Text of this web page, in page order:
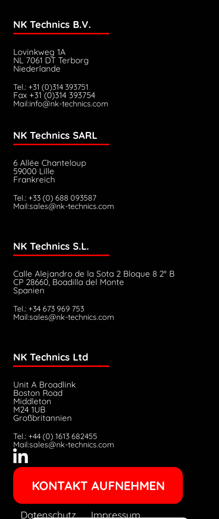
NK Technics B.V.
Lovinkweg 1A
NL 7061 DT Terborg
Niederlande
Tel.: +31 (0)314 393751
Fax +31 (0)314 393754
Mail:info@nk-technics.com
NK Technics SARL
6 Allée Chanteloup
59000 Lille
Frankreich
Tel.: +33 (0) 688 093587
Mail:sales@nk-technics.com
NK Technics S.L.
Calle Alejandro de la Sota 2 Bloque 8 2° B
CP 28660, Boadilla del Monte
Spanien
Tel.: +34 673 969 753
Mail:sales@nk-technics.com
NK Technics Ltd
Unit A Broadlink
Boston Road
Middleton
M24 1UB
Großbritannien
Tel.: +44 (0) 1613 682455
Mail:sales@nk-technics.com
KONTAKT AUFNEHMEN
Datenschutz Impressum